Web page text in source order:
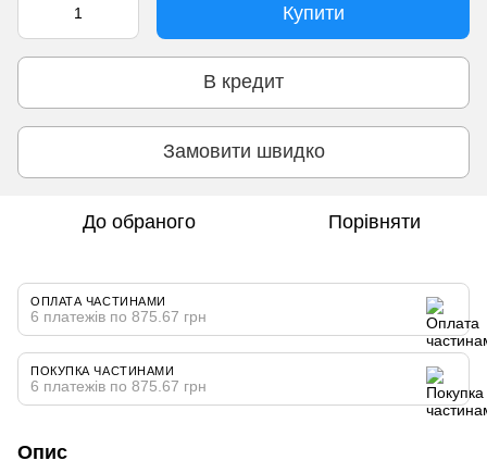
Купити
В кредит
Замовити швидко
До обраного Порівняти
ОПЛАТА ЧАСТИНАМИ
6 платежів по 875.67 грн
ПОКУПКА ЧАСТИНАМИ
6 платежів по 875.67 грн
Опис